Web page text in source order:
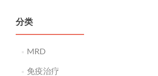
分类
MRD
免疫治疗